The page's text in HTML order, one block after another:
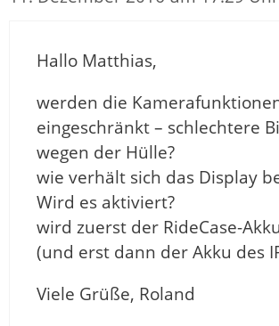
Hallo Matthias,
werden die
eingeschränkt – schlechtere
wegen der Hülle?
wie verhält sich das Display
Wird es aktiviert?
wird zuerst der RideCase-
(und erst dann der Akku des
Viele Grüße, Roland